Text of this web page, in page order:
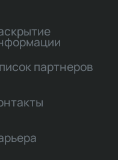
партнеров